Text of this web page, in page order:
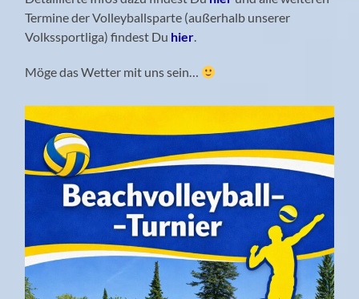
Termine der Volleyballsparte (außerhalb unserer
Volkssportliga) findest Du hier.
Möge das Wetter mit uns sein…